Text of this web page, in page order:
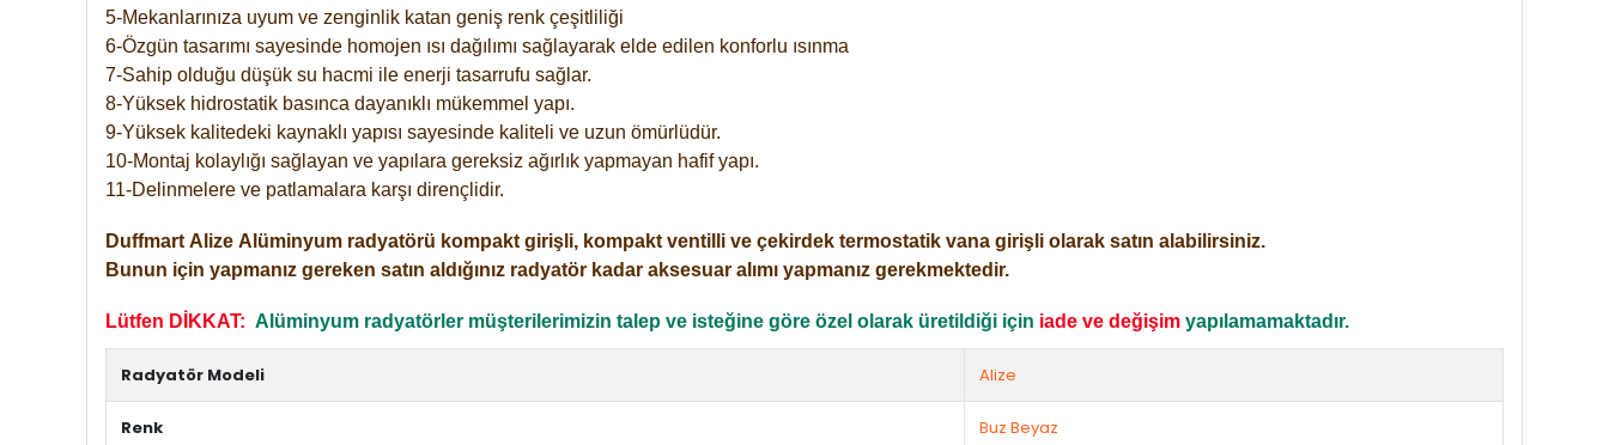
5-Mekanlarınıza uyum ve zenginlik katan geniş renk çeşitliliği
6-Özgün tasarımı sayesinde homojen ısı dağılımı sağlayarak elde edilen konforlu ısınma
7-Sahip olduğu düşük su hacmi ile enerji tasarrufu sağlar.
8-Yüksek hidrostatik basınca dayanıklı mükemmel yapı.
9-Yüksek kalitedeki kaynaklı yapısı sayesinde kaliteli ve uzun ömürlüdür.
10-Montaj kolaylığı sağlayan ve yapılara gereksiz ağırlık yapmayan hafif yapı.
11-Delinmelere ve patlamalara karşı dirençlidir.
Duffmart Alize Alüminyum radyatörü kompakt girişli, kompakt ventilli ve çekirdek termostatik vana girişli olarak satın alabilirsiniz.
Bunun için yapmanız gereken satın aldığınız radyatör kadar aksesuar alımı yapmanız gerekmektedir.
Lütfen DİKKAT: Alüminyum radyatörler müşterilerimizin talep ve isteğine göre özel olarak üretildiği için iade ve değişim yapılamamaktadır.
Radyatör Modeli Alize
Renk Buz Beyaz